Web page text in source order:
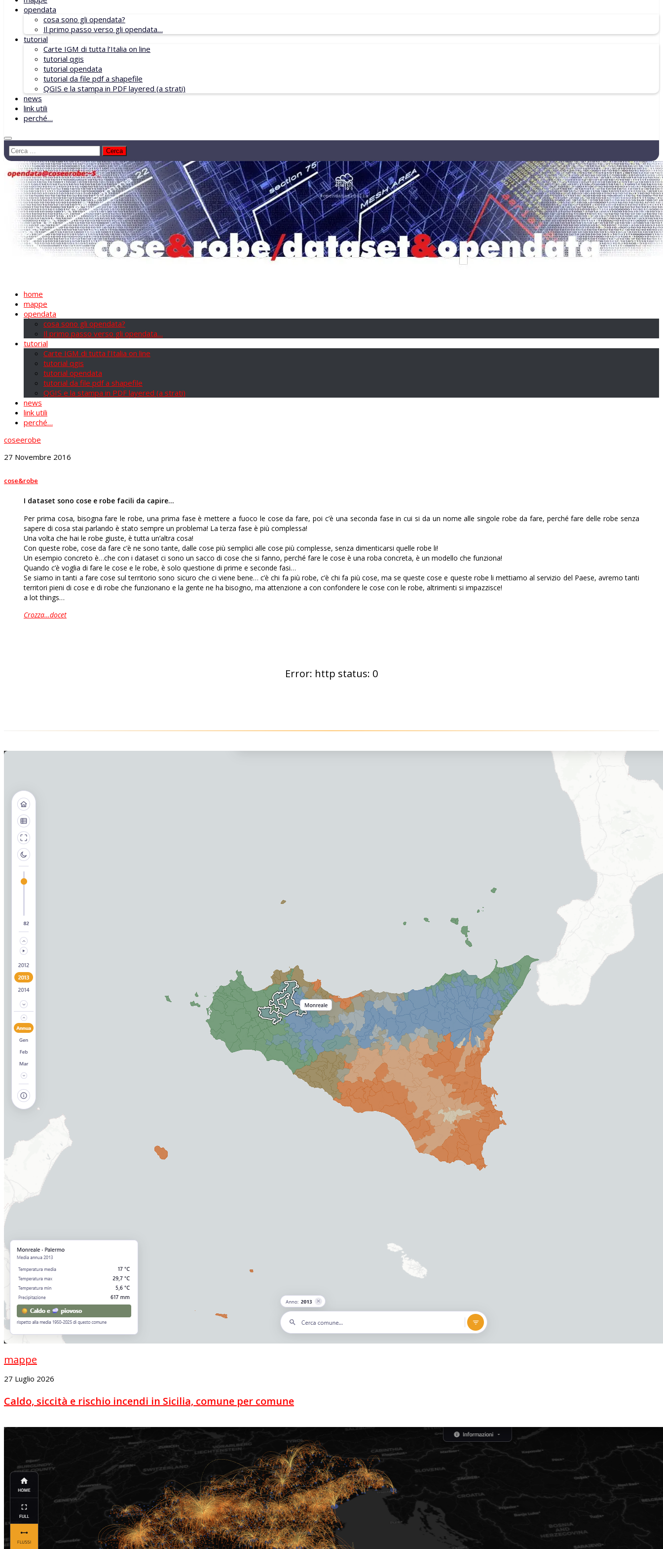
opendata
cosa sono gli opendata?
Il primo passo verso gli opendata…
tutorial
Carte IGM di tutta l’Italia on line
tutorial qgis
tutorial opendata
tutorial da file pdf a shapefile
QGIS e la stampa in PDF layered (a strati)
news
link utili
perché…
Ricerca
per:
home
mappe
opendata
cosa sono gli opendata?
Il primo passo verso gli opendata…
tutorial
Carte IGM di tutta l’Italia on line
tutorial qgis
tutorial opendata
tutorial da file pdf a shapefile
QGIS e la stampa in PDF layered (a strati)
news
link utili
perché…
coseerobe
27 Novembre 2016
cose&robe
I dataset sono cose e robe facili da capire…
Per prima cosa, bisogna fare le robe, una prima fase è mettere a fuoco le cose da fare, poi c’è una seconda fase in cui si da un nome alle singole robe da fare, perché fare delle robe senza
sapere di cosa stai parlando è stato sempre un problema! La terza fase è più complessa!
Una volta che hai le robe giuste, è tutta un’altra cosa!
Con queste robe, cose da fare c’è ne sono tante, dalle cose più semplici alle cose più complesse, senza dimenticarsi quelle robe li!
Un esempio concreto è…che con i dataset ci sono un sacco di cose che si fanno, perché fare le cose è una roba concreta, è un modello che funziona!
Quando c’è voglia di fare le cose e le robe, è solo questione di prime e seconde fasi…
Se siamo in tanti a fare cose sul territorio sono sicuro che ci viene bene… c’è chi fa più robe, c’è chi fa più cose, ma se queste cose e queste robe li mettiamo al servizio del Paese, avremo tanti
territori pieni di cose e di robe che funzionano e la gente ne ha bisogno, ma attenzione a con confondere le cose con le robe, altrimenti si impazzisce!
a lot things…
Crozza…docet
Error: http status: 0
mappe
27 Luglio 2026
Caldo, siccità e rischio incendi in Sicilia, comune per comune